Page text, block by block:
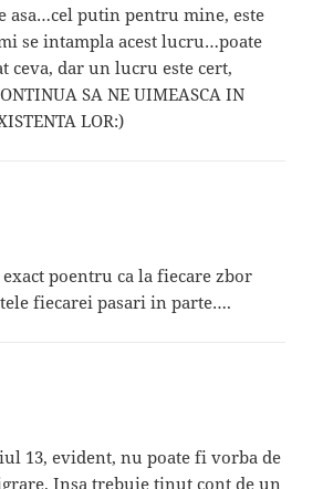
asa…cel putin pentru mine, este
se intampla acest lucru…poate
ceva, dar un lucru este cert,
SA NE UIMEASCA IN
LOR:)
poentru ca la fiecare zbor
fiecarei pasari in parte….
13, evident, nu poate fi vorba de
Insa trebuie tinut cont de un